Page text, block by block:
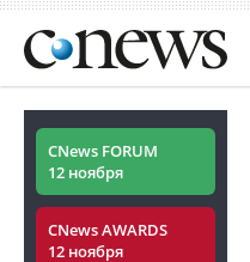
CNews FORUM
12 ноября
CNews AWARDS
12 ноября